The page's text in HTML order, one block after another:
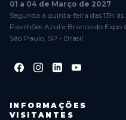
01 a 04 de Março de 2027
Segunda a quinta-feira das 13h
Pavilhões Azul e Branco do Expo
São Paulo, SP - Brasil
INFORMAÇÕES
VISITANTES